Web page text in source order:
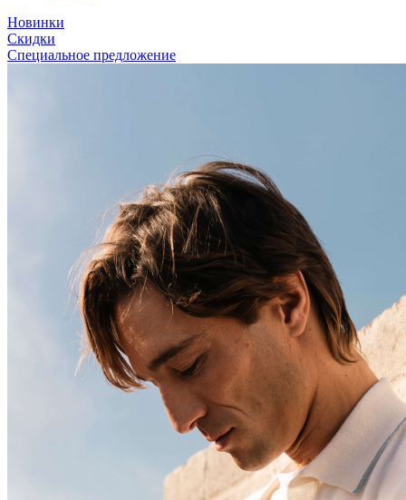
Новинки
Скидки
Специальное предложение